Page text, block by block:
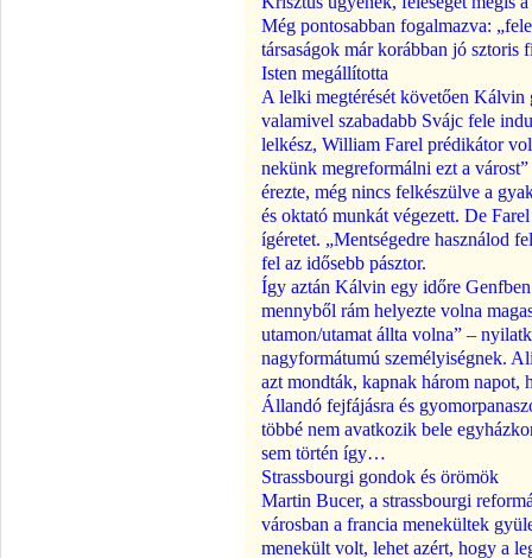
Még pontosabban fogalmazva:
társaságok már korábban jó sztoris
Isten megállította
A lelki megtérését követően Kálvin
valamivel szabadabb Svájc fele
lelkész, William Farel prédikátor
nekünk megreformálni ezt a
érezte, még nincs felkészülve a
és oktató munkát végezett. De
ígéretet. „Mentségedre használod
fel az idősebb pásztor.
Így aztán Kálvin egy időre
mennyből rám helyezte volna
utamon/utamat állta volna” –
nagyformátumú személyiségnek.
azt mondták, kapnak három napot,
Állandó fejfájásra és
többé nem avatkozik bele
sem történ így…
Strassbourgi gondok és örömök
Martin Bucer, a strassbourgi
városban a francia menekültek
menekült volt, lehet azért, hogy a